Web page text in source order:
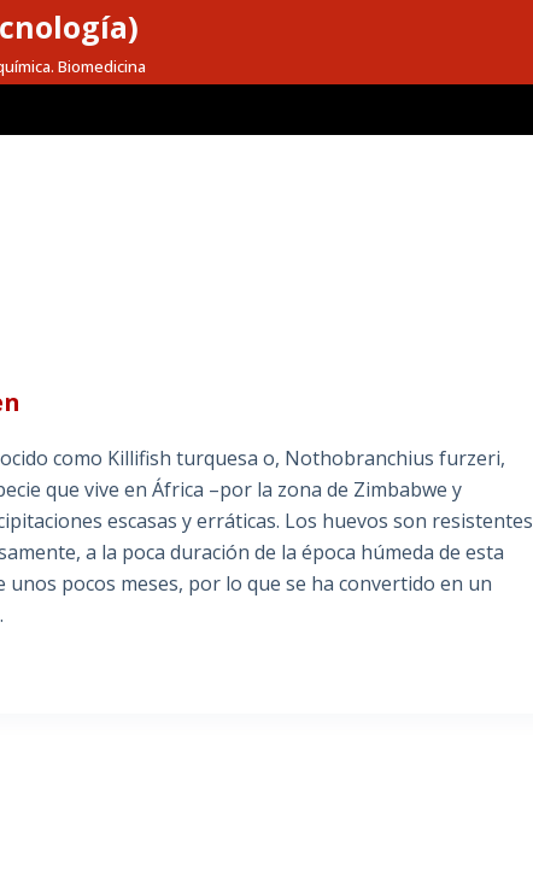
Biomedicina
como Killifish turquesa o, Nothobranchius furzeri,
que vive en África –por la zona de Zimbabwe y
escasas y erráticas. Los huevos son resistentes
a la poca duración de la época húmeda de esta
unos pocos meses, por lo que se ha convertido en un